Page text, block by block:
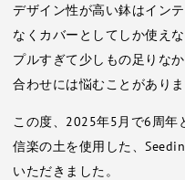
デザイン性が高い鉢はイン
なくカバーとしてしか使え
プルすぎて少しもの足りな
合わせには悩むことがありま
この度、2025年5月で6周年
信楽の土を使用した、
いただきました。